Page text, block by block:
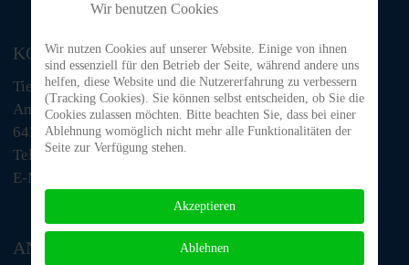
KONTAKT
Tiere in Not Odenwald e.V.
Am Morsberg 1
64385 Reichelsheim
Telefon: 06063 / 939 848
E-Mail: tino@tiere-in-not-odenwald.de
ANFAHRT
Wir benutzen Cookies
Wir nutzen Cookies auf unserer Website. Einige von ihnen
sind essenziell für den Betrieb der Seite, während andere uns
helfen, diese Website und die Nutzererfahrung zu verbessern
(Tracking Cookies). Sie können selbst entscheiden, ob Sie die
Cookies zulassen möchten. Bitte beachten Sie, dass bei einer
Ablehnung womöglich nicht mehr alle Funktionalitäten der
Seite zur Verfügung stehen.
Akzeptieren
Ablehnen